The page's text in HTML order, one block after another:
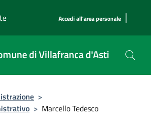
Accedi all'area personale |
di Villafranca d'Asti
>
> Marcello Tedesco